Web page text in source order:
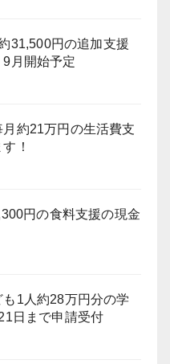
31,500円の追加支援
月開始予定
月約21万円の生活費支
！
円の食料支援の現金
も1人約28万円分の学
日まで申請受付